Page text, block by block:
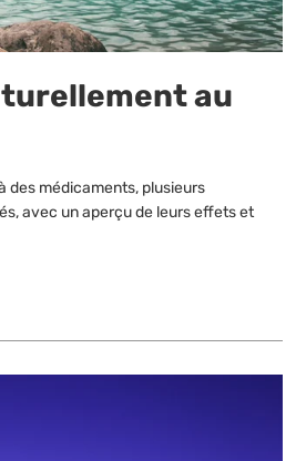
au
des médicaments, plusieurs
avec un aperçu de leurs effets et